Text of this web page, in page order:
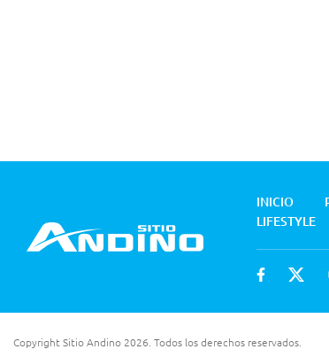
INICIO
LIFESTYLE
Copyright Sitio Andino 2026. Todos los derechos reservados.